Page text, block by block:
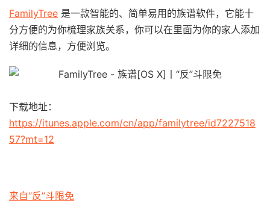
FamilyTree 是一款智能的、简单易用的族谱软件，它能十
分方便的为你梳理家族关系，你可以在里面为你的家人添加
详细的信息，方便浏览。
下载地址：
https://itunes.apple.com/cn/app/familytree/id7227518
57?mt=12
来自“反”斗限免